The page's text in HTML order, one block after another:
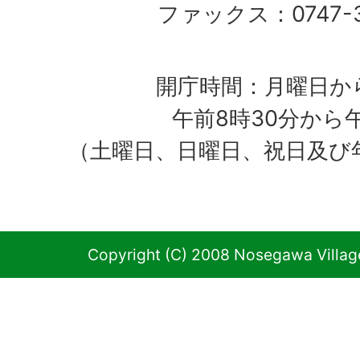
ファックス：
開庁時間：月曜日か
午前8時30分から
（土曜日、日曜日、祝日及
Copyright (C) 2008 Nosegawa